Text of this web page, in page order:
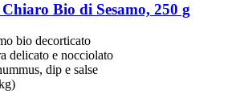
Bio di Sesamo, 250 g
bio decorticato
delicato e nocciolato
dip e salse